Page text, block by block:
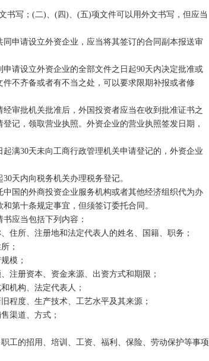
写；(二)、(四)、(五)项文件可以用外文书写，但应当
申请设立外资企业，应当将其签订的合同副本报送审
设立外资企业的全部文件之日起90天内决定批准或
不齐备或者有不当之处，可以要求限期补报或者修
批机关批准后，外国投资者应当在收到批准证书之
记，领取营业执照。外资企业的营业执照签发日期，
30天未向工商行政管理机关申请登记的，外资企业
内向税务机关办理税务登记。
的外商投资企业服务机构或者其他经济组织代为办
第十条规定事宜，但须签订委托合同。
当包括下列内容：
所、注册地和法定代表人的姓名、国籍、职务；
；
模；
册资本、资金来源、出资方式和期限；
构、法定代表人；
度、生产技术、工艺水平及其来源；
渠道、方式；
的招用、培训、工资、福利、保险、劳动保护等事项